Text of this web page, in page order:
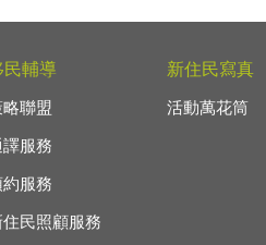
民輔導
略聯盟
譯服務
約服務
住民照顧服務
新住民寫真
活動萬花筒